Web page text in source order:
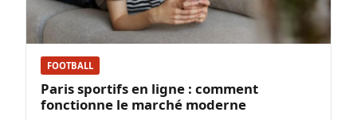
FOOTBALL
Paris sportifs en ligne : comment
fonctionne le marché moderne